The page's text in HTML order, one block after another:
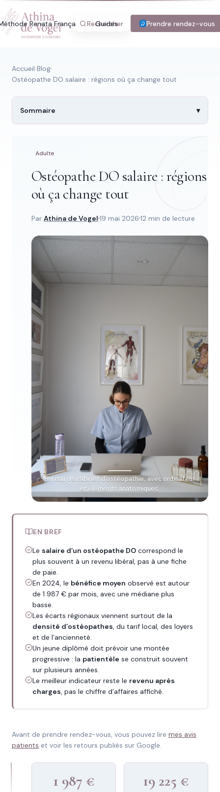
Renata França Guides Blog Tarifs
Rechercher Prendre rendez-vous
Recherche rapide
Trouver une page
Tapez au moins 2 lettres.
Accueil›Blog›
Ostéopathe DO salaire : régions où ça change tout
Sommaire
Adulte
Ostéopathe DO salaire : régions
où ça change tout
Par Athina de Vogel 19 mai 2026 12 min de lecture
Bureau de cabinet d'ostéopathie, avec ordinateur
et éléments anatomiques.
EN BREF
Le salaire d’un ostéopathe DO correspond le
plus souvent à un revenu libéral, pas à une fiche
de paie.
En 2024, le bénéfice moyen observé est autour
de 1 987 € par mois, avec une médiane plus
basse.
Les écarts régionaux viennent surtout de la
densité d’ostéopathes, du tarif local, des loyers
et de l’ancienneté.
Un jeune diplômé doit prévoir une montée
progressive : la patientèle se construit souvent
sur plusieurs années.
Le meilleur indicateur reste le revenu après
charges, pas le chiffre d’affaires affiché.
Avant de prendre rendez-vous, vous pouvez lire mes avis
patients et voir les retours publiés sur Google.
1 987 € 19 225 €